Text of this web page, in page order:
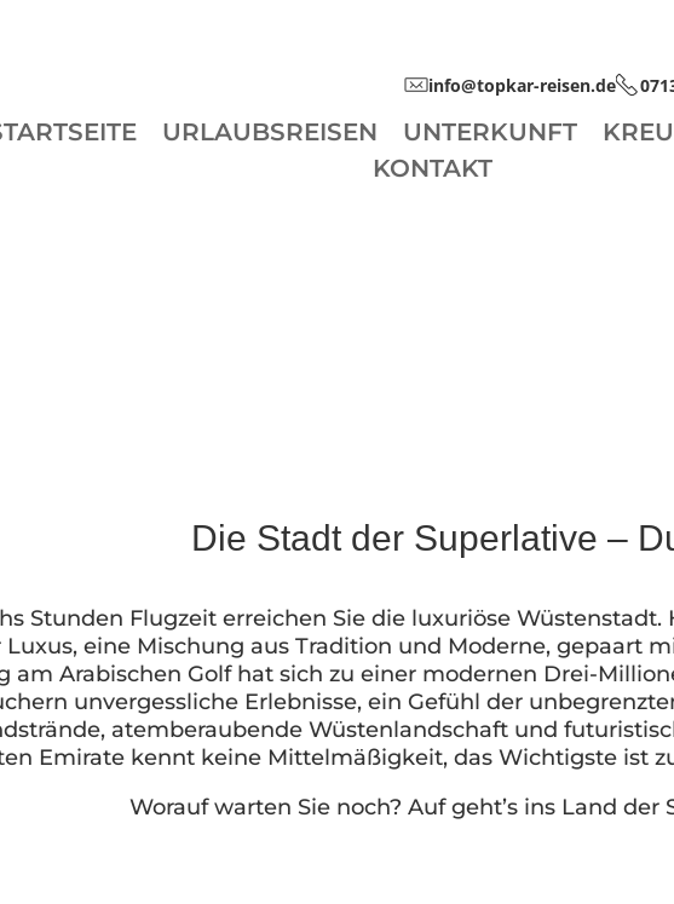
info@topkar-reisen.de
URLAUBSREISEN UNTERKUNFT
KONTAKT
Die Stadt der Superlative –
Stunden Flugzeit erreichen Sie die luxuriöse Wüstenstadt.
eine Mischung aus Tradition und Moderne, gepaart
am Arabischen Golf hat sich zu einer modernen Drei-
unvergessliche Erlebnisse, ein Gefühl der
atemberaubende Wüstenlandschaft und
Emirate kennt keine Mittelmäßigkeit, das Wichtigste ist
Worauf warten Sie noch? Auf geht’s ins Land der